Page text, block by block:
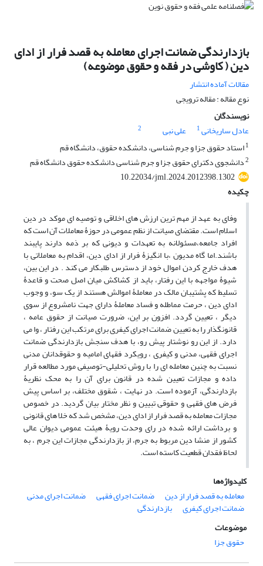
بازدارندگی ضمانت اجرای معامله به قصد فرار از ادای
دین ( کاوشی در فقه و حقوق موضوعه)
مقالات آماده انتشار
نوع مقاله : مقاله ترویجی
نویسندگان
عادل ساریخانی1 علی نبی
2
1استاد حقوق جزا و جرم شناسی، دانشکده حقوق، دانشگاه قم
2دانشجوی دکترای حقوق جزا و جرم شناسی دانشکده حقوق دانشگاه قم
10.22034/jml.2024.2012398.1302
چکیده
وفای به عهد از مهم ترین ارزش های اخلاقی و توصیه ای موکد در دین
اسلام است. مقتضای صیانت از نظم عمومی در حوزۀ معاملات آن است که
افراد جامعه،مسئولانه به تعهدات و دیونی که بر ذمه دارند پایبند
باشند.اما گاه مدیون ،با انگیزۀ فرار از ادای دین، اقدام به معاملاتی با
هدف خارج کردن اموال خود از دسترس طلبکار می کند . در این بین،
شیوۀ مواجهه با این رفتار، باید از کشاکش میان اصل صحت و قاعدۀ
تسلیط که پشتیبان مالک در معاملۀ اموالش هستند از یک سو، و وجوب
ادای دین ، حرمت مماطله و فساد معاملۀ دارای جهت نامشروع از سوی
دیگر ، تعیین گردد. افزون بر این، ضرورت صیانت از حقوق عامه ،
قانونگذار را به تعیین ضمانت اجرای کیفری برای مرتکب این رفتار ، وا می
دارد. از این رو نوشتار پیش رو، با هدف سنجش بازدارندگی ضمانت
اجرای فقهی، مدنی و کیفری ، رویکرد فقهای امامیه و حقوقدانان مدنی
نسبت به چنین معامله ای را با روش تحلیلی-توصیفی مورد مطالعه قرار
داده و مجازات تعیین شده در قانون برای آن را به محک نظریۀ
بازدارندگی، آزموده است. در نهایت ، شقوق مختلف، بر اساس پیش
فرض های فقهی و حقوقی تبیین و نظر مختار بیان گردید. در خصوص
مجازات معامله به قصد فرار از ادای دین، مشخص شد که خلا های قانونی
و برداشت ارائه شده در رای وحدت رویۀ هیئت عمومی دیوان عالی
کشور از منشا دین مربوط به جرم، از بازدارندگی مجازات این جرم ، به
لحاظ فقدان قطعیت کاسته است.
کلیدواژه‌ها
معامله به قصد فرار از دین
ضمانت اجرای فقهی ضمانت اجرای مدنی
ضمانت اجرای کیفری
بازدارندگی
موضوعات
حقوق جزا